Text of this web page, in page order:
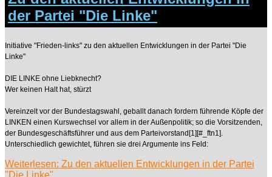
der Partei "Die Linke"
Initiative "Frieden-links" zu den aktuellen Entwicklungen in der Partei "Die
Linke"
DIE LINKE ohne Liebknecht?
Wer keinen Halt hat, stürzt
Vereinzelt vor der Bundestagswahl, geballt danach fordern führende Köpfe der
LINKEN einen Kurswechsel vor allem in der Außenpolitik; so die Vorsitzenden,
der Bundesgeschäftsführer und aus dem Parteivorstand[1][#_ftn1].
Unterschiedlich gewichtet, führen sie drei Argumente ins Feld:
Weiterlesen: Zu den aktuellen Entwicklungen in der Partei
"Die Linke"